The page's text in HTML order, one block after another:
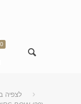
0
לצפיה